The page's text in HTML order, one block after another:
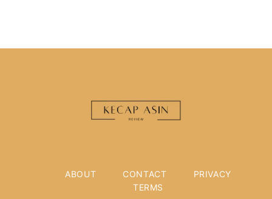
ABOUT CONTACT
PRIVACY
TERMS